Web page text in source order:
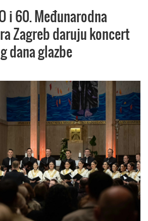
i 60. Međunarodna
Zagreb daruju koncert
dana glazbe